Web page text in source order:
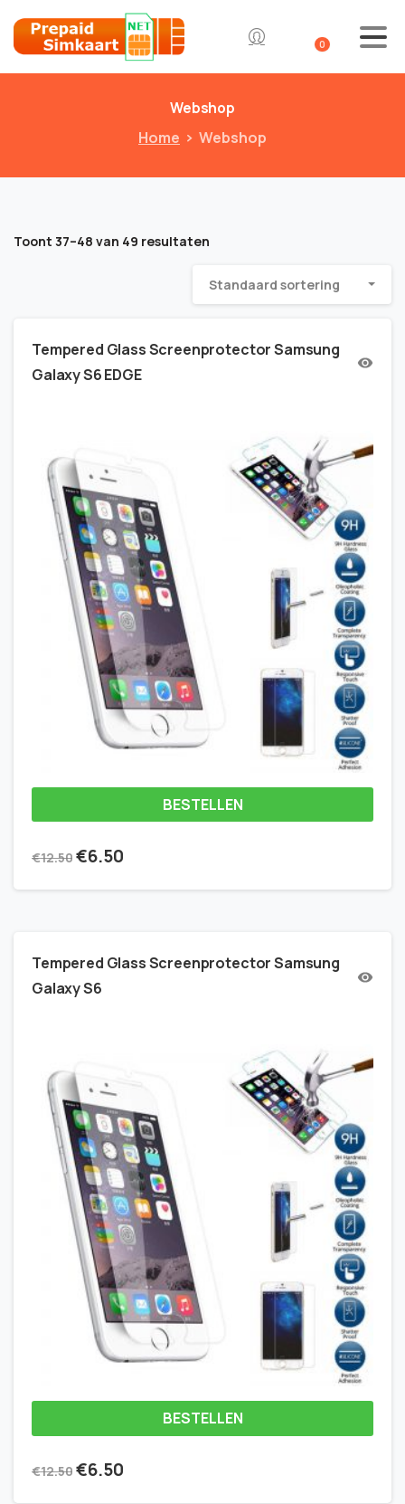
0
Webshop
Home
Webshop
Toont 37–48 van 49 resultaten
Standaard sortering
Tempered Glass Screenprotector Samsung
Galaxy S6 EDGE
BESTELLEN
€12.50 €6.50
Tempered Glass Screenprotector Samsung
Galaxy S6
BESTELLEN
€12.50 €6.50